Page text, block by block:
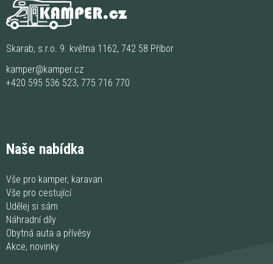
Skarab, s.r.o. 9. května 1162, 742 58 Příbor
kamper@kamper.cz
+420 595 536 523, 775 716 770
Naše nabídka
Vše pro kamper, karavan
Vše pro cestující
Udělej si sám
Náhradní díly
Obytná auta a přívěsy
Akce, novinky